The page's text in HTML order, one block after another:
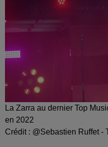
La Zarra au dernier Top
en 2022
Crédit : @Sebastien Ruffet -